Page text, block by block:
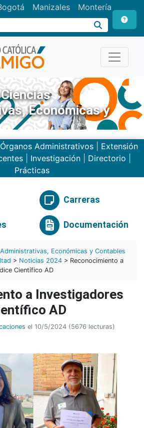
Manizales Montería
Económicas y
Órganos Administrativos| Extensión
Investigación Directorio
Prácticas
Carreras
Documentación
Económicas y Contables
> Noticias 2024 > Reconocimiento a
Científico AD
a Investigadores
AD
el 10/5/2024 (5676 lecturas)